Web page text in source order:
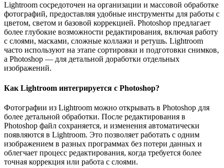
Lightroom сосредоточен на организации и массовой обработке
фотографий, предоставляя удобные инструменты для работы с
цветом, светом и базовой коррекцией. Photoshop предлагает
более глубокие возможности редактирования, включая работу
с слоями, масками, сложные коллажи и ретушь. Lightroom
часто используют на этапе сортировки и подготовки снимков,
а Photoshop — для детальной доработки отдельных
изображений.
Как Lightroom интегрируется с Photoshop?
Фотографии из Lightroom можно открывать в Photoshop для
более детальной обработки. После редактирования в
Photoshop файл сохраняется, и изменения автоматически
появляются в Lightroom. Это позволяет работать с одним
изображением в разных программах без потери данных и
облегчает процесс редактирования, когда требуется более
точная коррекция или работа с слоями.